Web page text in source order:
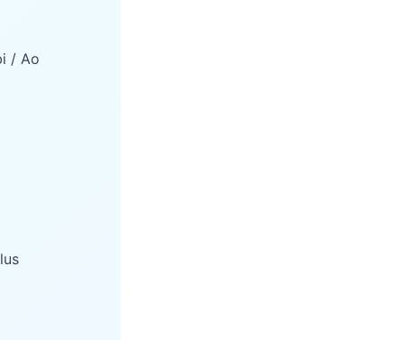
/ Ao